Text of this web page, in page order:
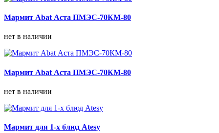
Мармит Abat Аста ПМЭС-70КМ-80
нет в наличии
Мармит Abat Аста ПМЭС-70КМ-80
нет в наличии
Мармит для 1-х блюд Atesy